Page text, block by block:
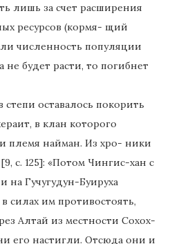
лишь за счет расширения
ресурсов (кормя- щий
численность популяции
не будет расти, то погибнет
степи оставалось покорить
в клан которого
племя найман. Из хро- ники
с. 125]: «Потом Чингис-хан с
Гучугудун-Буируха
силах им противостоять,
Алтай из местности Сохох-
его настигли. Отсюда они и